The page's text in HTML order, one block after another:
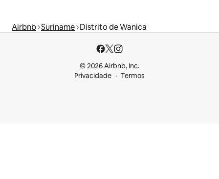
Airbnb Suriname Distrito de Wanica
© 2026 Airbnb, Inc.
Privacidade
Termos